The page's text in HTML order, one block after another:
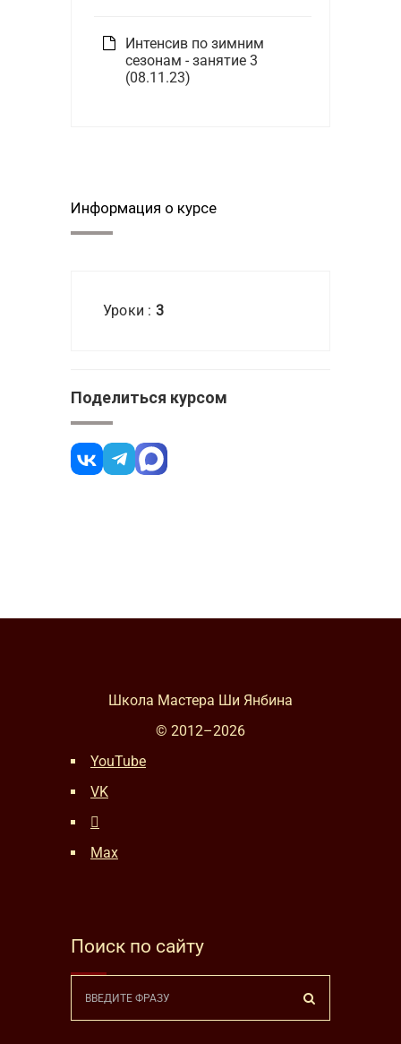
Интенсив по зимним
сезонам - занятие 3
(08.11.23)
Информация о курсе
Уроки : 3
Поделиться курсом
Школа Мастера Ши Янбина
© 2012–2026
YouTube
VK
Max
Поиск по сайту